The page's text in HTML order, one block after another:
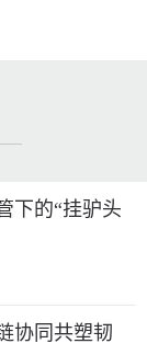
下的“挂驴头
协同共塑韧